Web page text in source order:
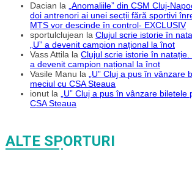
Dacian la „Anomaliile” din CSM Cluj-
doi antrenori ai unei secții fără sportivi
MTS vor descinde în control- EXCLUSIV
sportulclujean la Clujul scrie istorie în
„U” a devenit campion național la înot
Vass Attila la Clujul scrie istorie în natație.
a devenit campion național la înot
Vasile Manu la „U” Cluj a pus în vânzare
meciul cu CSA Steaua
ionut la „U” Cluj a pus în vânzare biletele
CSA Steaua
ALTE SPORTURI